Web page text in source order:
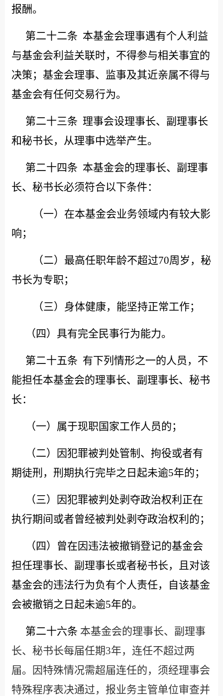
报酬。
第二十二条 本基金会理事遇有个人利益
与基金会利益关联时，不得参与相关事宜的
决策；基金会理事、监事及其近亲属不得与
基金会有任何交易行为。
第二十三条 理事会设理事长、副理事长
和秘书长，从理事中选举产生。
第二十四条 本基金会的理事长、副理事
长、秘书长必须符合以下条件：
（一）在本基金会业务领域内有较大影
响；
（二）最高任职年龄不超过70周岁，秘
书长为专职；
（三）身体健康，能坚持正常工作；
（四）具有完全民事行为能力。
第二十五条 有下列情形之一的人员，不
能担任本基金会的理事长、副理事长、秘书
长：
（一）属于现职国家工作人员的；
（二）因犯罪被判处管制、拘役或者有
期徒刑，刑期执行完毕之日起未逾5年的；
（三）因犯罪被判处剥夺政治权利正在
执行期间或者曾经被判处剥夺政治权利的；
（四）曾在因违法被撤销登记的基金会
担任理事长、副理事长或者秘书长，且对该
基金会的违法行为负有个人责任，自该基金
会被撤销之日起未逾5年的。
第二十六条 本基金会的理事长、副理事
长、秘书长每届任期3年，连任不超过两
届。因特殊情况需超届连任的，须经理事会
特殊程序表决通过，报业务主管单位审查并